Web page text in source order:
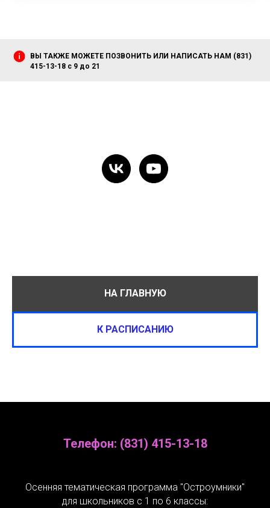
ВЫ ТАКЖЕ МОЖЕТЕ ПОЗВОНИТЬ ИЛИ НАПИСАТЬ НАМ (831)
415-13-18 с 9 до 21
НА ГЛАВНУЮ
К РАСПИСАНИЮ
Телефон: (831) 415-13-18
Осенняя тематическая программа "Остроумники"
для школьников с 1 по 6 классы: